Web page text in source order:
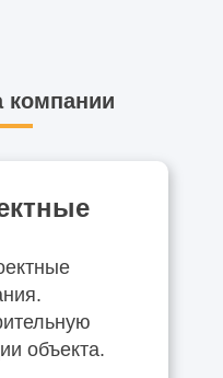
компании
объекта.